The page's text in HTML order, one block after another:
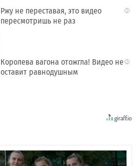
i
Ржу не переставая, это видео
пересмотришь не раз
i
Королева вагона отожгла! Видео не
оставит равнодушным